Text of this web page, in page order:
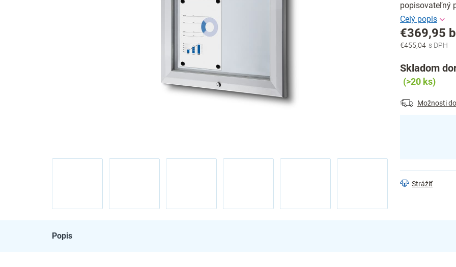
popisovateľný
€455,04
€369,95
Jednotková
Skladom
(>20 ks)
Možnosti
Strážiť
Popis